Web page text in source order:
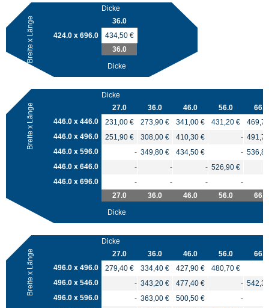
Dicke
36.0
Breite x Länge 424.0 x 696.0
434,50 €
36.0
Dicke
Dicke
27.0
36.0 46.0 56.0 66.0
Breite x Länge 446.0 x 446.0 231,00 € 273,90 € 341,00 € 431,20 €
446.0 x 496.0
251,90 € 308,00 € 410,30 € -
446.0 x 596.0
- 349,80 € 434,50 € -
446.0 x 646.0
- - - 526,90 €
446.0 x 696.0
- - -
-
27.0
36.0 46.0 56.0
66.0
Dicke
Dicke
27.0
36.0 46.0 56.0 66.0
Breite x Länge 496.0 x 496.0 279,40 € 334,40 € 427,90 €
480,70 €
496.0 x 546.0
- 343,20 € 477,40 € -
496.0 x 596.0
- 363,00 € 500,50 €
-